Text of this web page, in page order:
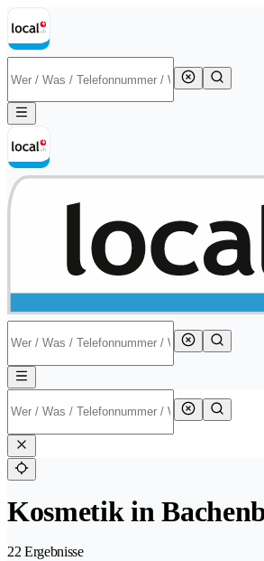
Kosmetik in
22 Ergebnisse